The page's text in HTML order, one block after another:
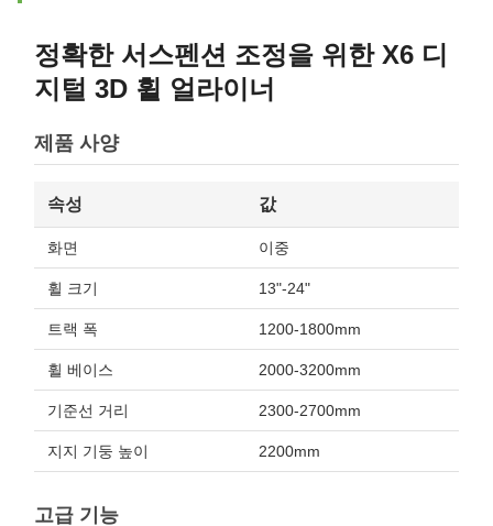
정확한 서스펜션 조정을 위한 X6 디
지털 3D 휠 얼라이너
제품 사양
속성 값
화면 이중
휠 크기 13"-24"
트랙 폭 1200-1800mm
휠 베이스 2000-3200mm
기준선 거리 2300-2700mm
지지 기둥 높이 2200mm
고급 기능